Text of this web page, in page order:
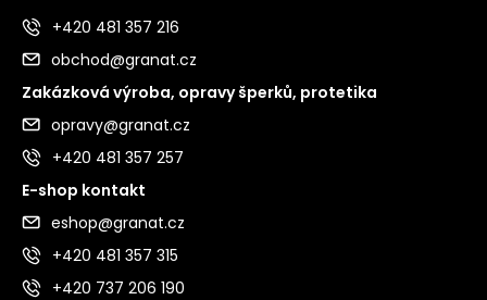
+420 481 357 216
obchod@granat.cz
Zakázková výroba, opravy šperků, protetika
opravy@granat.cz
+420 481 357 257
E-shop kontakt
eshop@granat.cz
+420 481 357 315
+420 737 206 190